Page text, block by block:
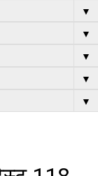
▼
▼
▼
▼
▼